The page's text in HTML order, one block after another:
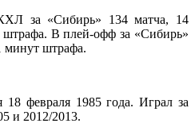
за «Сибирь» 134 матча, 14
штрафа. В плей-офф за «Сибирь»
минут штрафа.
февраля 1985 года. Играл за
и 2012/2013.